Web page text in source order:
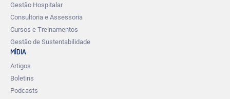
Gestão Hospitalar
Consultoria e Assessoria
Cursos e Treinamentos
Gestão de Sustentabilidade
MÍDIA
Artigos
Boletins
Podcasts